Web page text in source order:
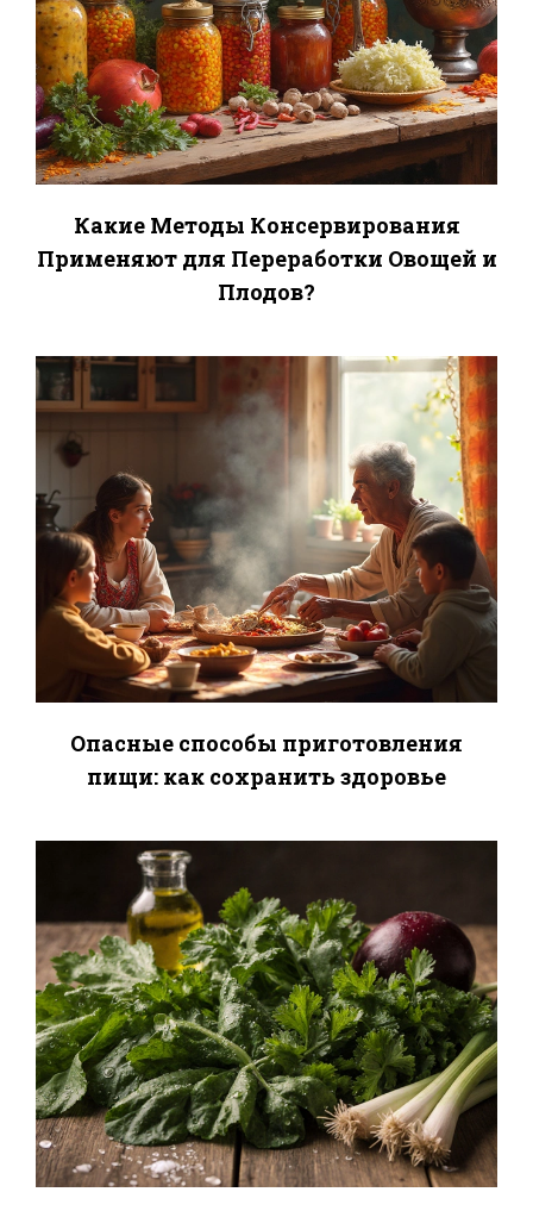
Какие Методы Консервирования
Применяют для Переработки Овощей и
Плодов?
Опасные способы приготовления
пищи: как сохранить здоровье